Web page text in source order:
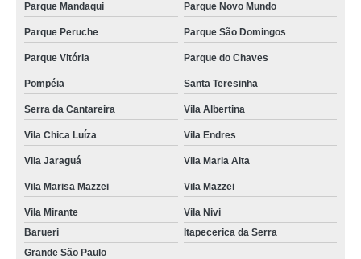
Parque Mandaqui Parque Novo Mundo
Parque Peruche Parque São Domingos
Parque Vitória Parque do Chaves
Pompéia Santa Teresinha
Serra da Cantareira Vila Albertina
Vila Chica Luíza Vila Endres
Vila Jaraguá Vila Maria Alta
Vila Marisa Mazzei Vila Mazzei
Vila Mirante
Vila Nivi
Barueri
Itapecerica da Serra
Grande São Paulo